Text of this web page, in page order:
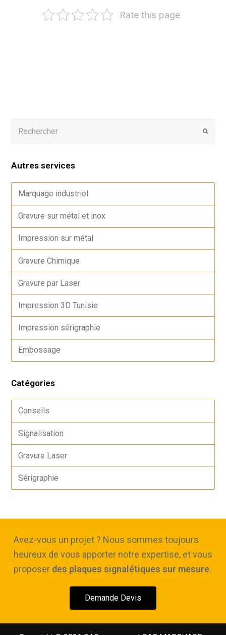
Rate this page
Autres services
Marquage industriel
Gravure sur métal et inox
Impression sur métal
Gravure Chimique
Gravure par Laser
Impression 3D Tunisie
Impression sérigraphie
Embossage
Catégories
Conseils
Signalisation
Gravure Laser
Sérigraphie
Avez-vous un projet ? Nous sommes toujours
heureux de vous apporter notre expertise, et vous
proposer des plaques signalétiques sur mesure.
Demande Devis